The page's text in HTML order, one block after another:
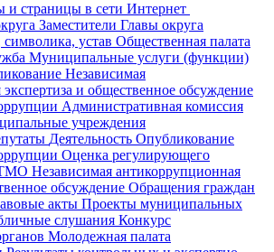
страницы в сети Интернет
Заместители Главы округа
устав Общественная палата
Муниципальные услуги (функции)
Независимая
и общественное обсуждение
Административная комиссия
учреждения
Деятельность Опубликование
Оценка регулирующего
ТМО Независимая антикоррупционная
обсуждение Обращения граждан
акты Проекты муниципальных
слушания Конкурс
Молодежная палата